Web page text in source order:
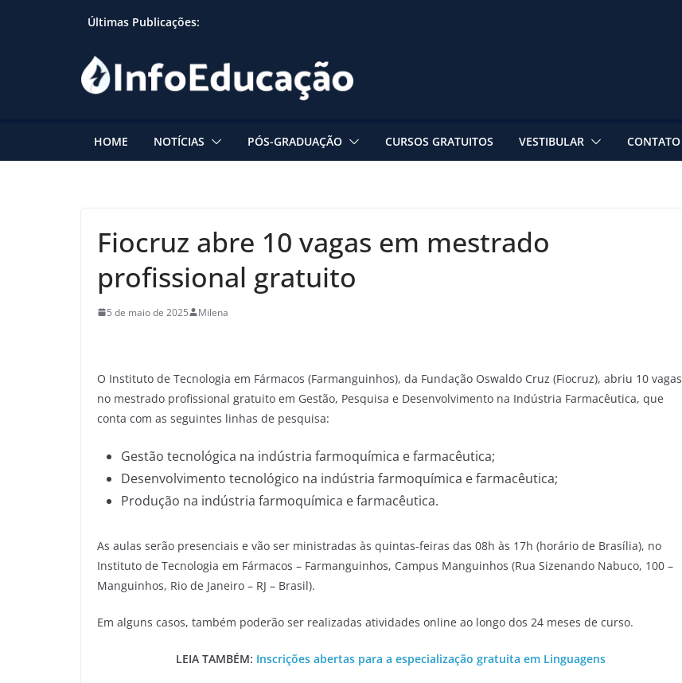
Últimas Publicações:
HOME NOTÍCIAS PÓS-GRADUAÇÃO CURSOS GRATUITOS VESTIBULAR CONTATO
Fiocruz abre 10 vagas em mestrado
profissional gratuito
5 de maio de 2025 Milena
O Instituto de Tecnologia em Fármacos (Farmanguinhos), da Fundação Oswaldo Cruz (Fiocruz), abriu 10 vagas
no mestrado profissional gratuito em Gestão, Pesquisa e Desenvolvimento na Indústria Farmacêutica, que
conta com as seguintes linhas de pesquisa:
Gestão tecnológica na indústria farmoquímica e farmacêutica;
Desenvolvimento tecnológico na indústria farmoquímica e farmacêutica;
Produção na indústria farmoquímica e farmacêutica.
As aulas serão presenciais e vão ser ministradas às quintas-feiras das 08h às 17h (horário de Brasília), no
Instituto de Tecnologia em Fármacos – Farmanguinhos, Campus Manguinhos (Rua Sizenando Nabuco, 100 –
Manguinhos, Rio de Janeiro – RJ – Brasil).
Em alguns casos, também poderão ser realizadas atividades online ao longo dos 24 meses de curso.
LEIA TAMBÉM: Inscrições abertas para a especialização gratuita em Linguagens